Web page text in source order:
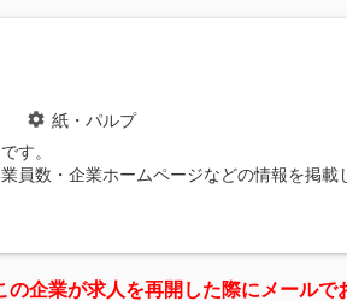
紙・パルプ
す。
員数・企業ホームページなどの情報を掲載
の企業が求人を再開した際にメールで